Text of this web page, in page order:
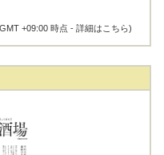
+09:00 時点 -詳細はこちら)